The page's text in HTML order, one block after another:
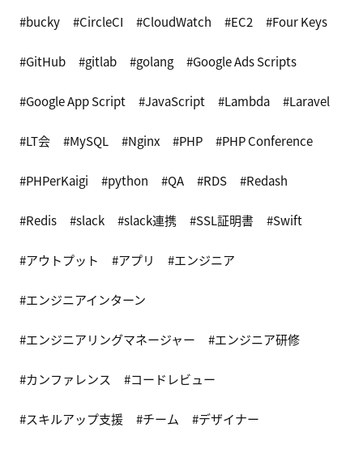
bucky CircleCI CloudWatch EC2 Four Keys
GitHub gitlab golang Google Ads Scripts
Google App Script JavaScript Lambda Laravel
LT会 MySQL Nginx PHP PHP Conference
PHPerKaigi python QA RDS Redash
Redis slack slack連携 SSL証明書 Swift
アウトプット アプリ エンジニア
エンジニアインターン
エンジニアリングマネージャー エンジニア研修
カンファレンス コードレビュー
スキルアップ支援 チーム デザイナー